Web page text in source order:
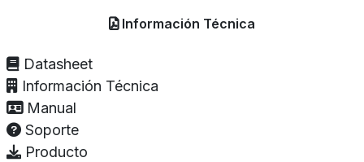
Información Técnica
Datasheet
Información Técnica
Manual
Soporte
Producto